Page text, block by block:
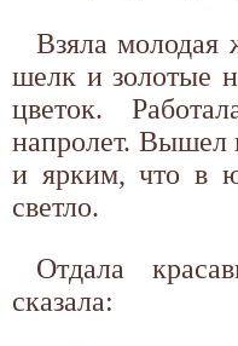
Взяла молодая
шелк и золотые
цветок.
напролет. Вышел
и ярким, что в
светло.
Отдала
сказала: